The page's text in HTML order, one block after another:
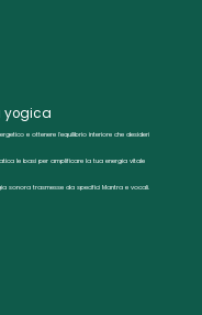
yogica
e ottenere l'equilibrio interiore che desideri
le basi per amplificare la tua energia vitale
sonora trasmesse da specifici Mantra e vocali.